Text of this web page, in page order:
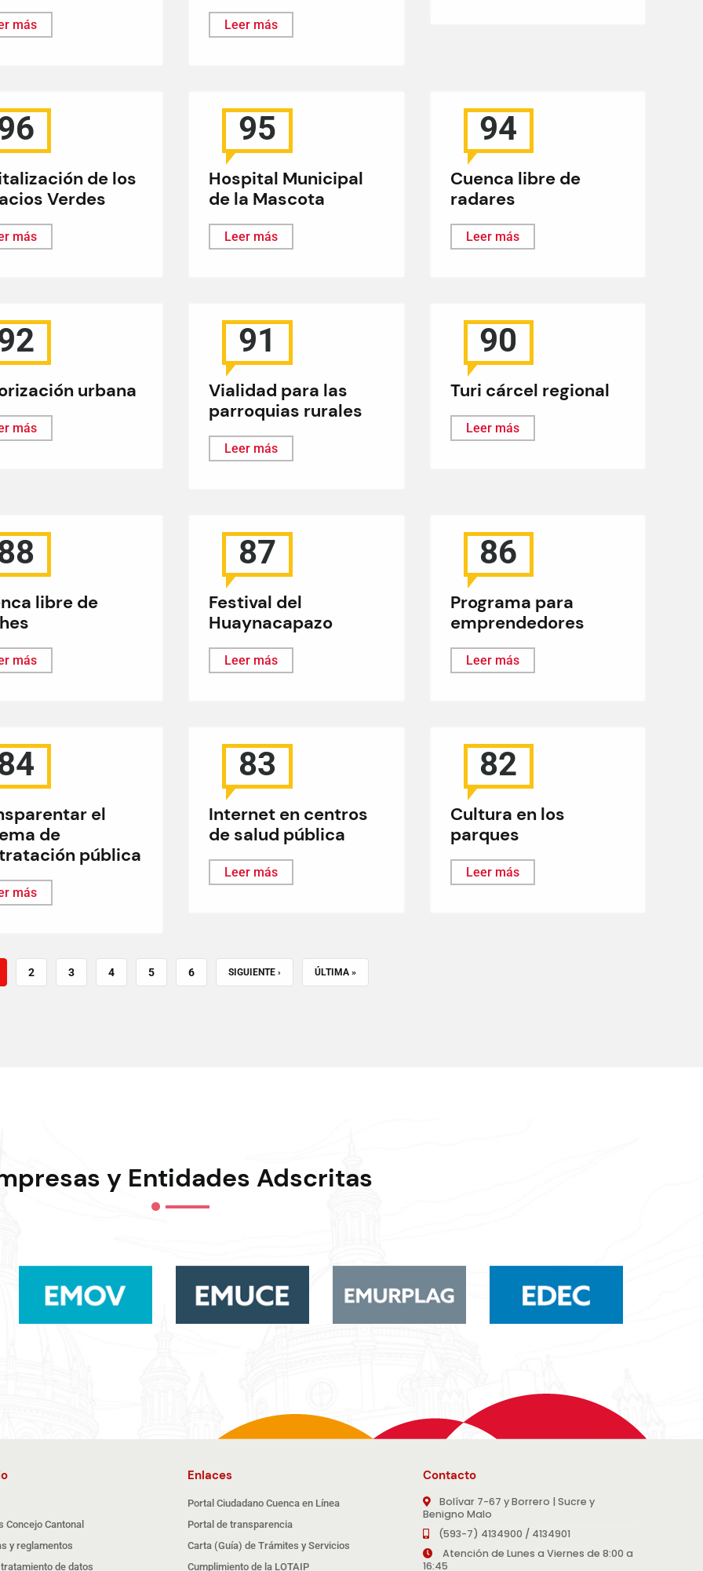
más Leer más
de los
Verdes
más
95
Hospital Municipal
de la Mascota
Leer más
94
Cuenca libre de
radares
Leer más
urbana
más
91
Vialidad para las
parroquias rurales
Leer más
90
Turi cárcel regional
Leer más
libre de
más
87
Festival del
Huaynacapazo
Leer más
86
Programa para
emprendedores
Leer más
el
de
pública
más
83
Internet en centros
de salud pública
Leer más
82
Cultura en los
parques
Leer más
PAGE
2 PAGE
3 PAGE
4 PAGE
5 PAGE
6 SIGUIENTE
SIGUIENTE › ÚLTIMA
ÚLTIMA »
y Entidades Adscritas
Concejo Cantonal
y reglamentos
de datos
Enlaces
Portal Ciudadano Cuenca en Línea
Portal de transparencia
Carta (Guía) de Trámites y Servicios
Cumplimiento de la LOTAIP
Contacto
Bolívar 7-67 y Borrero | Sucre y
Benigno Malo
(593-7) 4134900 / 4134901
Atención de Lunes a Viernes de 8:00 a
16:45